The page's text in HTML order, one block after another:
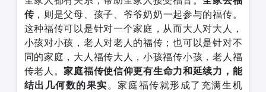
传，则是父母、孩子、爷爷奶奶一起参与的福传。
这种福传可以是针对一个家庭，从而大人对大人，
小孩对小孩，老人对老人的福传；也可以是针对不
同的家庭，大人福传大人，小孩福传小孩，老人福
传老人。家庭福传使信仰更有生命力和延续力，能
结出几何数的果实。家庭福传就形成了充满生机